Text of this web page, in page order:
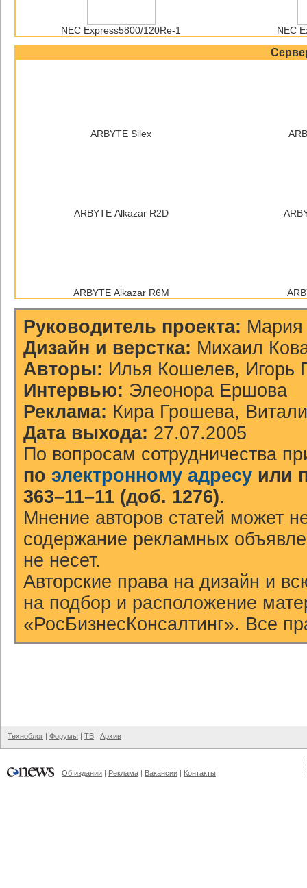
NEC Express5800/120Re-1 NEC
ARBYTE Silex
ARBYTE Alkazar R2D
ARBYTE Alkazar R6M
Руководитель проекта: Мария
Дизайн и верстка: Михаил
Авторы: Илья Кошелев, Игорь
Интервью: Элеонора Ершова
Реклама: Кира Грошева,
Дата выхода: 27.07.2005
По вопросам сотрудничества
по электронному адресу или
363–11–11 (доб. 1276).
Мнение авторов статей может
содержание рекламных
не несет.
Авторские права на дизайн и
на подбор и расположение
«РосБизнесКонсалтинг». Все
Техноблог | Форумы | ТВ | Архив
Об издании | Реклама | Вакансии | Контакты